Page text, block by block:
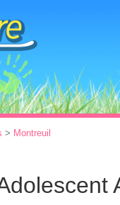
> Montreuil